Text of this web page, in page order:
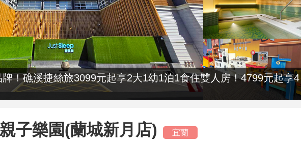
！礁溪捷絲旅3099元起享2大1幼1泊1食住雙人房！4799元起享4
子樂園(蘭城新月店) 宜蘭